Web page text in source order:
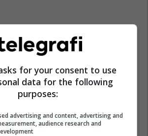
for your consent to use
data for the following
purposes:
advertising and content, advertising and
audience research and